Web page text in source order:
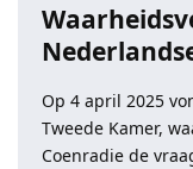
Op 4 april 2025
Tweede Kamer,
Coenradie de